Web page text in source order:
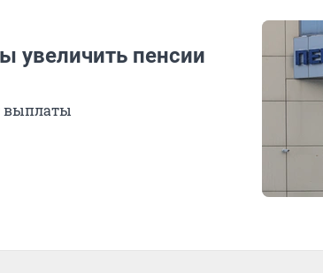
увеличить пенсии
выплаты